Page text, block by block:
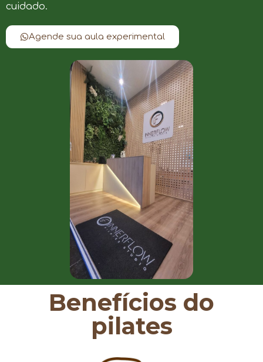
cuidado.
Agende sua aula experimental
Benefícios do
pilates